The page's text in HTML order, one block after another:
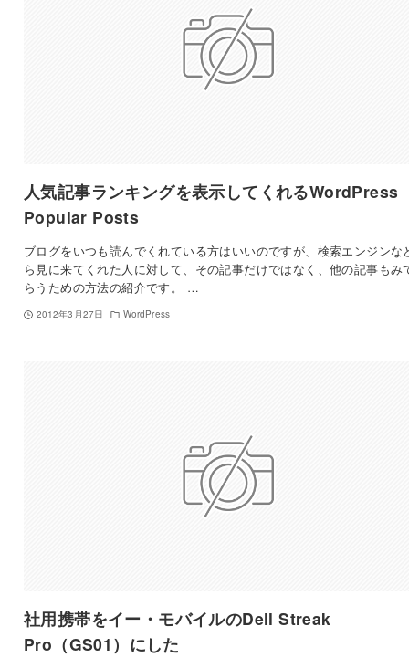
人気記事ランキングを表示してくれるWordPress
Popular Posts
ブログをいつも読んでくれている方はいいのですが、検索エンジンな
ら見に来てくれた人に対して、その記事だけではなく、他の記事もみ
らうための方法の紹介です。 …
2012年3月27日 WordPress
社用携帯をイー・モバイルのDell Streak
Pro（GS01）にした